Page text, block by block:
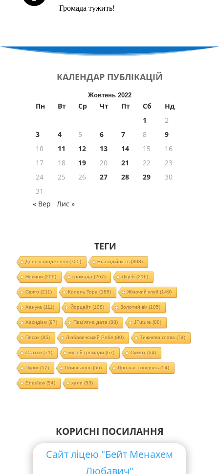
Громада тужить!
КАЛЕНДАР ПУБЛІКАЦІЙ
Жовтень 2022
Пн Вт Ср Чт Пт Сб
Нд
1
2
3
4 5 6 7 8
9
10
11 12 13 14 15
16
17
18 19 20 21 22
23
24
25 26 27 28 29
30
31
« Вер
Лис »
ТЕГИ
День народження(705) Благодійність (308)
Новини (299) громада (267) Ліцей (216)
Свято (211) Колель Тора (188) Жіночий клуб (149)
Ханука (111) Йорцайт (108) Золотий вік(105)
Хасидізм (97) Пам'ятна дата (88) JFuture (88)
Песах(85) Любавичський Ребе (80) Тижнева глава (74)
Статьи (71) музей громади (67) Суккот (64)
Пурім (57) Привітання(55) Про нас говорять (54)
EnerJew(54) хали (53)
КОРИСНІ ПОСИЛАННЯ
Сайт ліцею "Бейт Менахем
Любавич"